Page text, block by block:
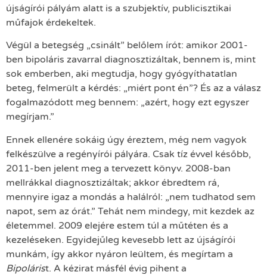
újságírói pályám alatt is a szubjektív, publicisztikai
műfajok érdekeltek.
Végül a betegség „csinált” belőlem írót: amikor 2001-
ben bipoláris zavarral diagnosztizáltak, bennem is, mint
sok emberben, aki megtudja, hogy gyógyíthatatlan
beteg, felmerült a kérdés: „miért pont én”? És az a válasz
fogalmazódott meg bennem: „azért, hogy ezt egyszer
megírjam.”
Ennek ellenére sokáig úgy éreztem, még nem vagyok
felkészülve a regényírói pályára. Csak tíz évvel később,
2011-ben jelent meg a tervezett könyv. 2008-ban
mellrákkal diagnosztizáltak; akkor ébredtem rá,
mennyire igaz a mondás a halálról: „nem tudhatod sem
napot, sem az órát.” Tehát nem mindegy, mit kezdek az
életemmel. 2009 elejére estem túl a műtéten és a
kezeléseken. Egyidejűleg kevesebb lett az újságírói
munkám, így akkor nyáron leültem, és megírtam a
Bipolárist. A kézirat másfél évig pihent a